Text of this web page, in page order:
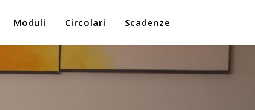
Moduli Circolari Scadenze